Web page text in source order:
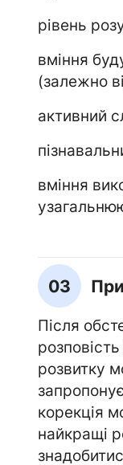
рівень
вміння
(залежно
активний
вміння
03
Після
розвитку
корекція
найкращі